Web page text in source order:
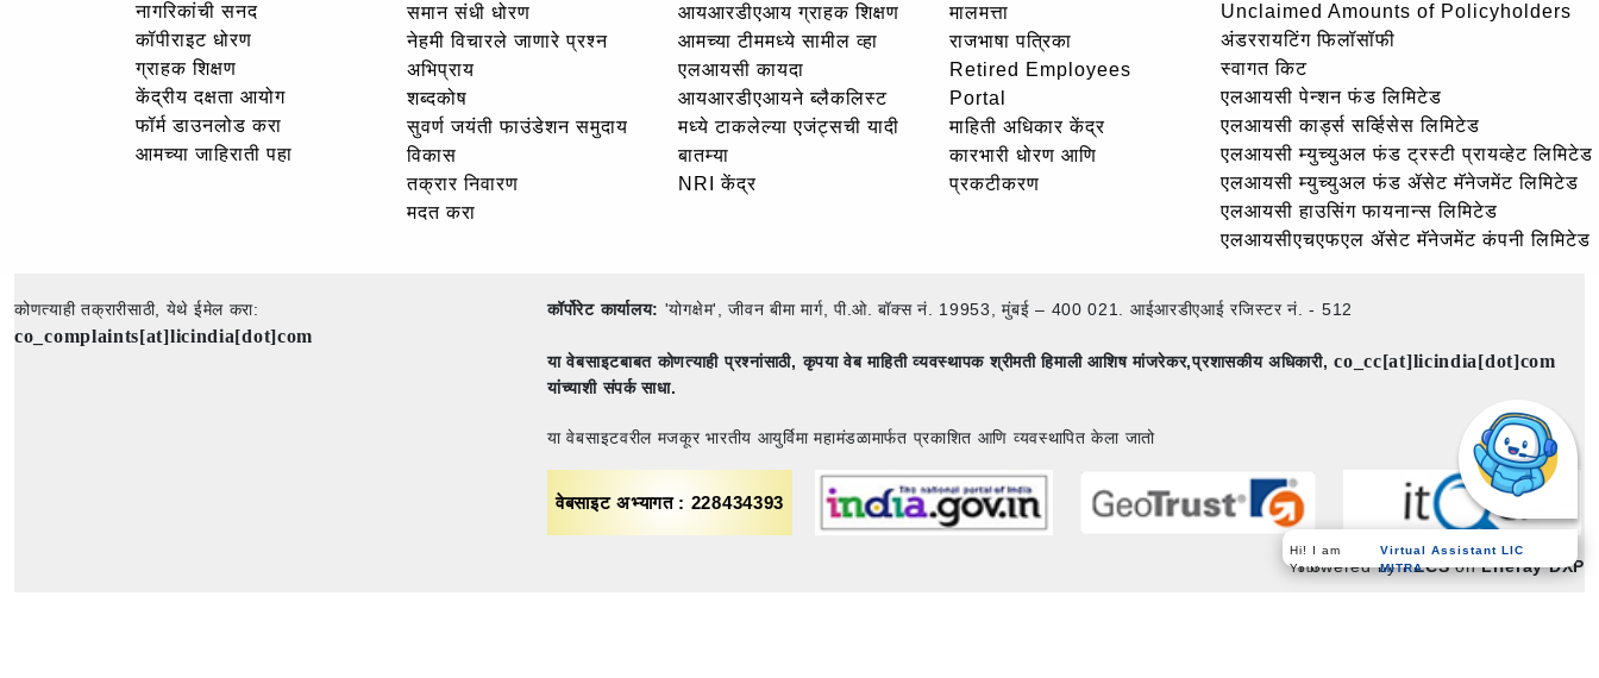
नागरिकांची सनद
कॉपीराइट धोरण
ग्राहक शिक्षण
केंद्रीय दक्षता आयोग
फॉर्म डाउनलोड करा
आमच्या जाहिराती पहा
समान संधी धोरण
नेहमी विचारले जाणारे प्रश्न
अभिप्राय
शब्दकोष
सुवर्ण जयंती फाउंडेशन समुदाय
विकास
तक्रार निवारण
मदत करा
आयआरडीएआय ग्राहक शिक्षण
आमच्या टीममध्ये सामील व्हा
एलआयसी कायदा
आयआरडीएआयने ब्लैकलिस्ट
मध्ये टाकलेल्या एजंट्सची यादी
बातम्या
NRI केंद्र
मालमत्ता
राजभाषा पत्रिका
Retired Employees
Portal
माहिती अधिकार केंद्र
कारभारी धोरण आणि
प्रकटीकरण
Unclaimed Amounts of Policyholders
अंडररायटिंग फिलॉसॉफी
स्वागत किट
एलआयसी पेन्शन फंड लिमिटेड
एलआयसी कार्ड्स सर्व्हिसेस लिमिटेड
एलआयसी म्युच्युअल फंड ट्रस्टी प्रायव्हेट लिमिटेड
एलआयसी म्युच्युअल फंड ॲसेट मॅनेजमेंट लिमिटेड
एलआयसी हाउसिंग फायनान्स लिमिटेड
एलआयसीएचएफएल ॲसेट मॅनेजमेंट कंपनी लिमिटेड
कोणत्याही तक्रारीसाठी, येथे ईमेल करा:
co_complaints[at]licindia[dot]com
कॉर्पोरेट कार्यालय: 'योगक्षेम', जीवन बीमा मार्ग, पी.ओ. बॉक्स नं. 19953, मुंबई – 400 021. आईआरडीएआई रजिस्टर नं. - 512
या वेबसाइटबाबत कोणत्याही प्रश्नांसाठी, कृपया वेब माहिती व्यवस्थापक श्रीमती हिमाली आशिष मांजरेकर,प्रशासकीय अधिकारी, co_cc[at]licindia[dot]com
यांच्याशी संपर्क साधा.
या वेबसाइटवरील मजकूर भारतीय आयुर्विमा महामंडळामार्फत प्रकाशित आणि व्यवस्थापित केला जातो
वेबसाइट अभ्यागत : 228434393
Powered byPECSonLiferay DXP
Hi! I am
Your
Virtual Assistant LIC
MITRA